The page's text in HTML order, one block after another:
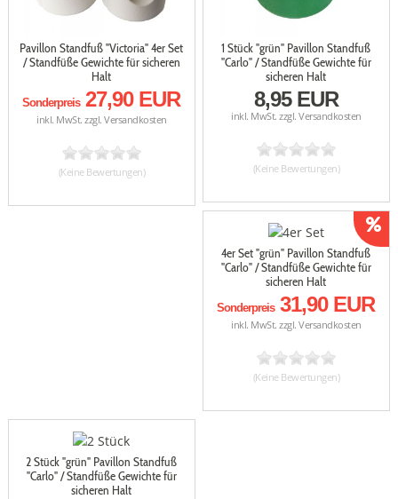
Pavillon Standfuß "Victoria" 4er Set
/ Standfüße Gewichte für sicheren
Halt
Sonderpreis27,90 EUR
inkl. MwSt. zzgl.Versandkosten
(Keine Bewertungen)
1 Stück "grün" Pavillon Standfuß
"Carlo" / Standfüße Gewichte für
sicheren Halt
8,95 EUR
inkl. MwSt. zzgl.Versandkosten
(Keine Bewertungen)
4er Set "grün" Pavillon Standfuß
"Carlo" / Standfüße Gewichte für
sicheren Halt
Sonderpreis31,90 EUR
inkl. MwSt. zzgl.Versandkosten
(Keine Bewertungen)
2 Stück "grün" Pavillon Standfuß
"Carlo" / Standfüße Gewichte für
sicheren Halt